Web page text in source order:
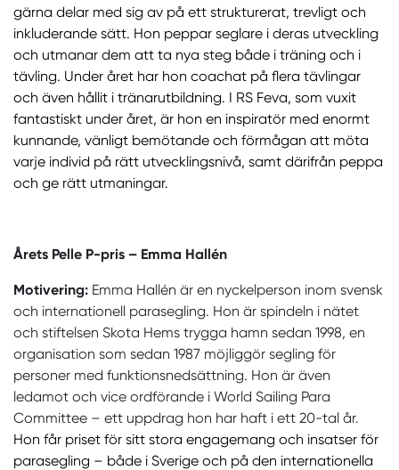
gärna delar med sig av på ett strukturerat, trevligt och
inkluderande sätt. Hon peppar seglare i deras utveckling
och utmanar dem att ta nya steg både i träning och i
tävling. Under året har hon coachat på flera tävlingar
och även hållit i tränarutbildning. I RS Feva, som vuxit
fantastiskt under året, är hon en inspiratör med enormt
kunnande, vänligt bemötande och förmågan att möta
varje individ på rätt utvecklingsnivå, samt därifrån peppa
och ge rätt utmaningar.
Årets Pelle P-pris – Emma Hallén
Motivering: Emma Hallén är en nyckelperson inom svensk
och internationell parasegling. Hon är spindeln i nätet
och stiftelsen Skota Hems trygga hamn sedan 1998, en
organisation som sedan 1987 möjliggör segling för
personer med funktionsnedsättning. Hon är även
ledamot och vice ordförande i World Sailing Para
Committee – ett uppdrag hon har haft i ett 20-tal år.
Hon får priset för sitt stora engagemang och insatser för
parasegling – både i Sverige och på den internationella